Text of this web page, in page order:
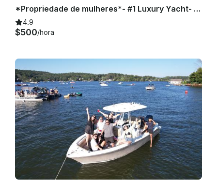
*Propriedade de mulheres*- #1 Luxury Yacht- 12 no máximo (com boné para 6 pessoas)
4.9
$500/hora